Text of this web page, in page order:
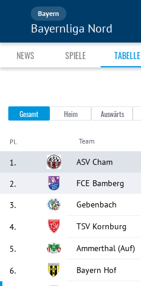
Bayern
Bayernliga Nord
NEWS SPIELE TABELLE
Gesamt Heim Auswärts
Pl. Team
1. ASV Cham
2. FCE Bamberg
3. Gebenbach
4. TSV Kornburg
5. Ammerthal (Auf)
6. Bayern Hof